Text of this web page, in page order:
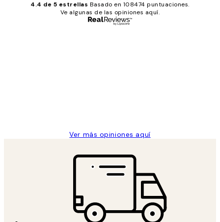
4.4 de 5 estrellas Basado en 108474 puntuaciones.
Ve algunas de las opiniones aquí.
Ver más opiniones aquí